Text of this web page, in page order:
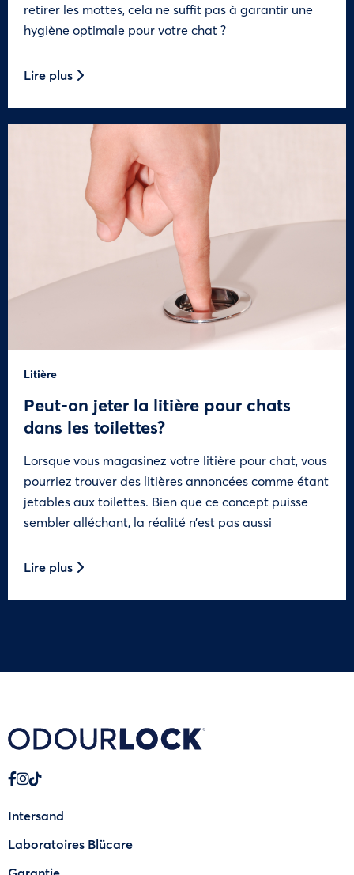
retirer les mottes, cela ne suffit pas à garantir une
hygiène optimale pour votre chat ?
Lire plus
Litière
Peut-on jeter la litière pour chats
dans les toilettes?
Lorsque vous magasinez votre litière pour chat, vous
pourriez trouver des litières annoncées comme étant
jetables aux toilettes. Bien que ce concept puisse
sembler alléchant, la réalité n’est pas aussi
Lire plus
Intersand
Laboratoires Blücare